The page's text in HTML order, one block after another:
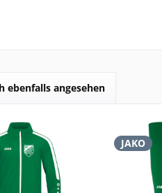
ebenfalls angesehen
JAKO